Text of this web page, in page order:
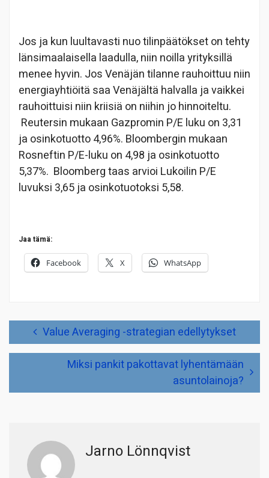
Jos ja kun luultavasti nuo tilinpäätökset on tehty
länsimaalaisella laadulla, niin noilla yrityksillä
menee hyvin. Jos Venäjän tilanne rauhoittuu niin
energiayhtiöitä saa Venäjältä halvalla ja vaikkei
rauhoittuisi niin kriisiä on niihin jo hinnoiteltu.
Reutersin mukaan Gazpromin P/E luku on 3,31
ja osinkotuotto 4,96%. Bloombergin mukaan
Rosneftin P/E-luku on 4,98 ja osinkotuotto
5,37%. Bloomberg taas arvioi Lukoilin P/E
luvuksi 3,65 ja osinkotuotoksi 5,58.
Jaa tämä:
Facebook X WhatsApp
ArtikkelienValue Averaging -strategian edellytykset
Miksi pankit pakottavat lyhentämään
asuntolainoja?
Jarno Lönnqvist